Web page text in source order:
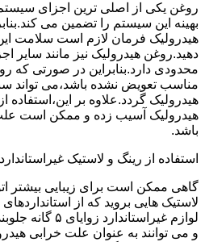
روغن یکی از اصلی ترین اجزای
بهینه این سیستم را تضمین می
هیدرولیک فرمان لازم است سلامت
دهید.روغن هیدرولیک نیز مانند سایر
محدودی دارد.بنابراین در صورتی که
مناسب تعویض نشده باشد،می تواند
هیدرولیک گردد.علاوه بر
هیدرولیک آسیب زده و ممکن است
باشد.
استفاده از رینگ و لاستیک غیراستاندارد
گاهی ممکن است برای زیبایی بیشتر
لاستیک هایی بروید که از استانداردهای
لوازم
و می توانند به عنوان علت خرابی